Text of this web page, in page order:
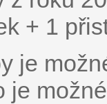
+ 1
je
je